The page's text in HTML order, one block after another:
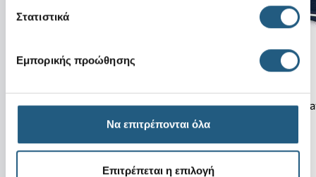
Στατιστικά
Εμπορικής προώθησης
Να επιτρέπονται όλα
Επιτρέπεται η επιλογή
5,99 €
Crocband Flip-
37,00 €